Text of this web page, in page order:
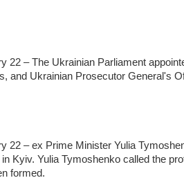
22 – The Ukrainian Parliament
and Ukrainian Prosecutor General's
22 – ex Prime Minister Yulia
in Kyiv. Yulia Tymoshenko called the
formed.